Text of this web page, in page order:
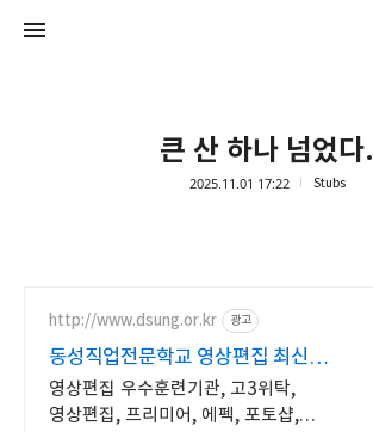
큰 산 하나 넘었다.
2025.11.01 17:22 Stubs
http://www.dsung.or.kr 광고
동성직업전문학교 영상편집 최신
AI활용 기능 습득
영상편집 우수훈련기관, 고3위탁,
영상편집, 프리미어, 에펙, 포토샵,